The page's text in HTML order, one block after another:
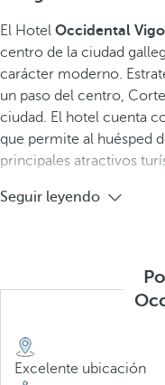
El Hotel Occidental
centro de la ciudad
carácter moderno.
un paso del centro,
ciudad. El hotel cuenta
que permite al huésped
principales atractivos
Seguir leyendo
Excelente ubicación